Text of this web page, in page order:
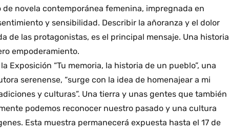
de novela contemporánea femenina, impregnada en
y sensibilidad. Describir la añoranza y el dolor
de las protagonistas, es el principal mensaje. Una historia
empoderamiento.
Exposición “Tu memoria, la historia de un pueblo”, una
serenense, “surge con la idea de homenajear a mi
y culturas”. Una tierra y unas gentes que también
podemos reconocer nuestro pasado y una cultura
Esta muestra permanecerá expuesta hasta el 17 de